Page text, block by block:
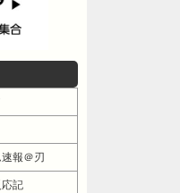
報＠刃
記